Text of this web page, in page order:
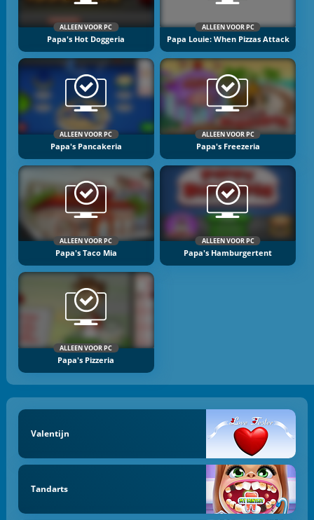
ALLEEN VOOR PC
Papa's Hot Doggeria
ALLEEN VOOR PC
Papa Louie: When Pizzas Attack
ALLEEN VOOR PC
Papa's Pancakeria
ALLEEN VOOR PC
Papa's Freezeria
ALLEEN VOOR PC
Papa's Taco Mia
ALLEEN VOOR PC
Papa's Hamburgertent
ALLEEN VOOR PC
Papa's Pizzeria
Valentijn
Tandarts